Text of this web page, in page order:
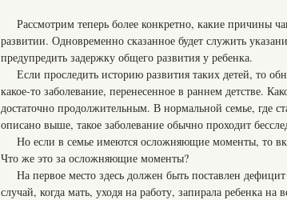
Рассмотрим теперь более конкретно, какие причины
развитии. Одновременно сказанное будет служить
предупредить задержку общего развития у ребенка.
Если проследить историю развития таких детей, то
какое-то заболевание, перенесенное в раннем детстве.
достаточно продолжительным. В нормальной семье, где
описано выше, такое заболевание обычно проходит
Но если в семье имеются осложняющие моменты, то
Что же это за осложняющие моменты?
На первое место здесь должен быть поставлен
случай, когда мать, уходя на работу, запирала ребенка